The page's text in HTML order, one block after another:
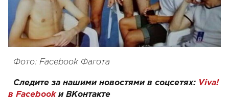
Фото: Facebook Фагота
Следите за нашими новостями в соцсетях: Viva!
в Facebookи ВКонтакте